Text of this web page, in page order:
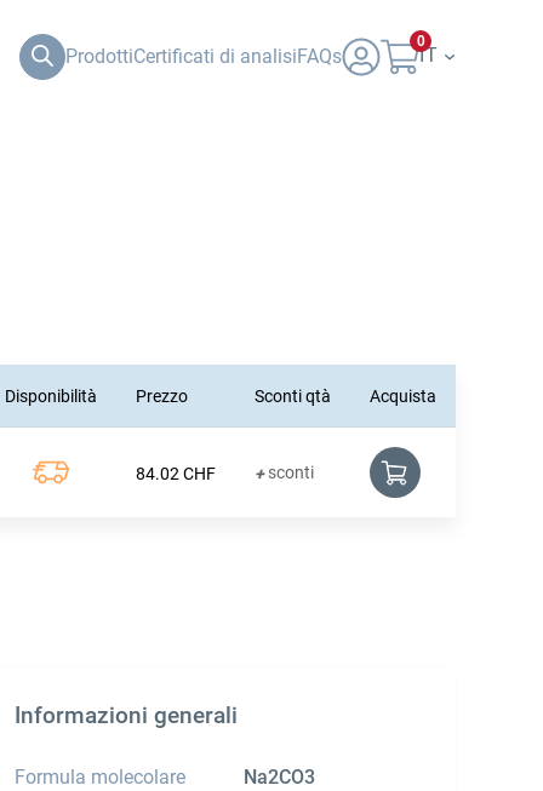
ProdottiCertificati di analisiFAQs
0
IT
Disponibilità Prezzo Sconti qtà Acquista
84.02 CHF +sconti
Informazioni generali
Formula molecolare Na2CO3